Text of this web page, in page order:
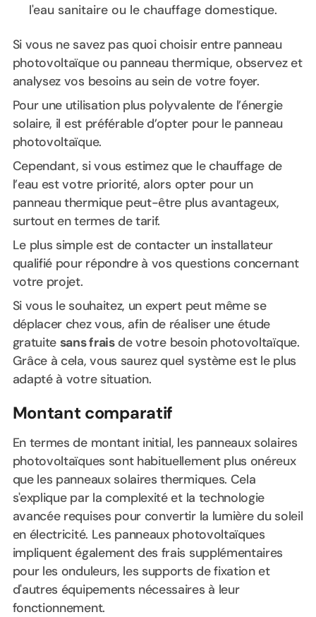
l'eau sanitaire ou le chauffage domestique.
Si vous ne savez pas quoi choisir entre panneau
photovoltaïque ou panneau thermique, observez et
analysez vos besoins au sein de votre foyer.
Pour une utilisation plus polyvalente de l’énergie
solaire, il est préférable d’opter pour le panneau
photovoltaïque.
Cependant, si vous estimez que le chauffage de
l’eau est votre priorité, alors opter pour un
panneau thermique peut-être plus avantageux,
surtout en termes de tarif.
Le plus simple est de contacter un installateur
qualifié pour répondre à vos questions concernant
votre projet.
Si vous le souhaitez, un expert peut même se
déplacer chez vous, afin de réaliser une étude
gratuite sans fraisde votre besoin photovoltaïque.
Grâce à cela, vous saurez quel système est le plus
adapté à votre situation.
Montant comparatif
En termes de montant initial, les panneaux solaires
photovoltaïques sont habituellement plus onéreux
que les panneaux solaires thermiques. Cela
s'explique par la complexité et la technologie
avancée requises pour convertir la lumière du soleil
en électricité. Les panneaux photovoltaïques
impliquent également des frais supplémentaires
pour les onduleurs, les supports de fixation et
d'autres équipements nécessaires à leur
fonctionnement.